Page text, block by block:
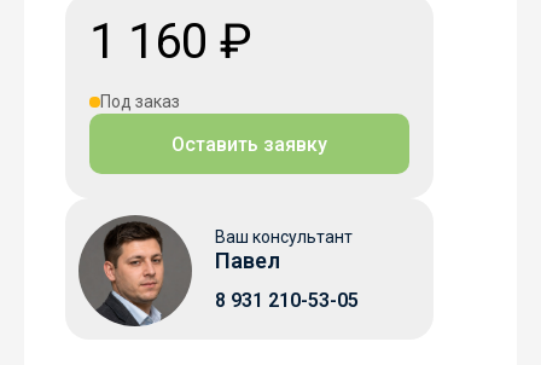
Ваш консультант
Павел
8 931 210-53-05
1 160 ₽
Под заказ
Оставить заявку